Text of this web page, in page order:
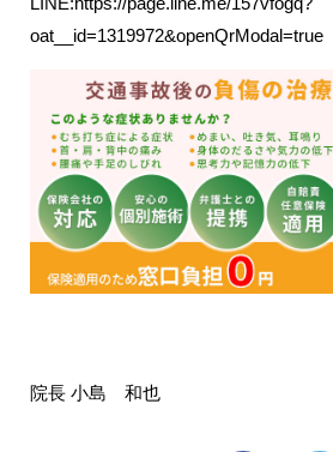
oat__id=1319972&openQrModal=true
院長 小島 和也